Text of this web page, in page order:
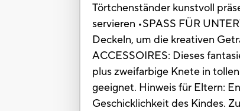
Törtchenständer kunstvoll
servieren •SPASS FÜR
Deckeln, um die kreativen
ACCESSOIRES: Dieses
plus zweifarbige Knete in
geeignet. Hinweis für Eltern:
Geschicklichkeit des Kindes.